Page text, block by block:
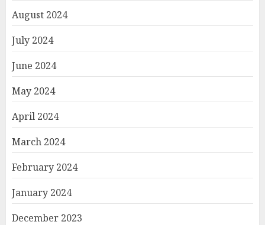
August 2024
July 2024
June 2024
May 2024
April 2024
March 2024
February 2024
January 2024
December 2023